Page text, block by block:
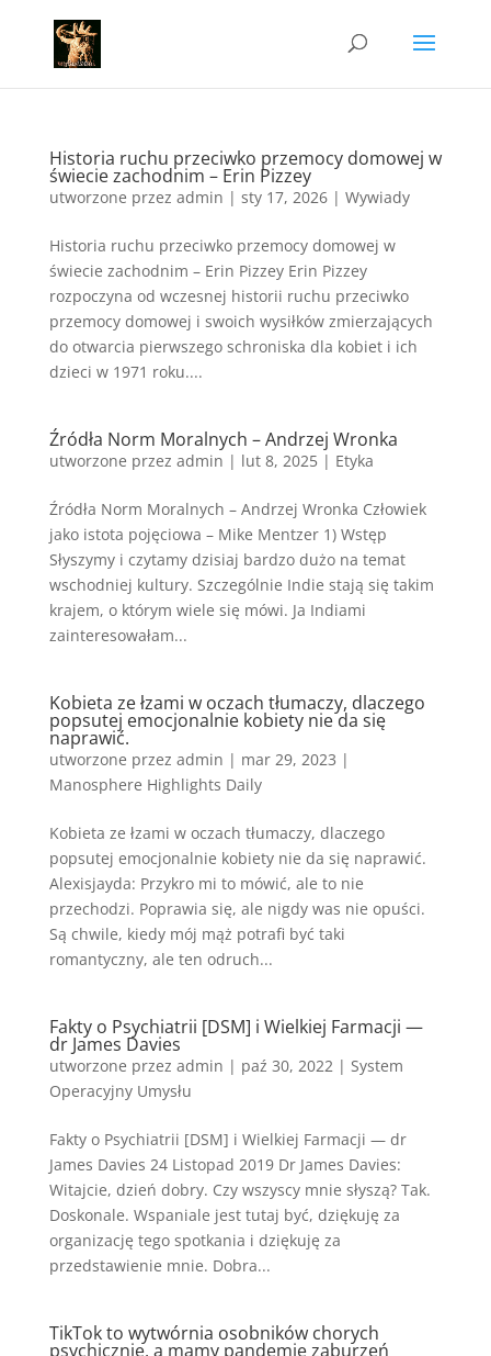
Historia ruchu przeciwko przemocy domowej w
świecie zachodnim – Erin Pizzey
utworzone przez admin | sty 17, 2026| Wywiady
Historia ruchu przeciwko przemocy domowej w
świecie zachodnim – Erin Pizzey Erin Pizzey
rozpoczyna od wczesnej historii ruchu przeciwko
przemocy domowej i swoich wysiłków zmierzających
do otwarcia pierwszego schroniska dla kobiet i ich
dzieci w 1971 roku....
Źródła Norm Moralnych – Andrzej Wronka
utworzone przez admin | lut 8, 2025| Etyka
Źródła Norm Moralnych – Andrzej Wronka Człowiek
jako istota pojęciowa – Mike Mentzer 1) Wstęp
Słyszymy i czytamy dzisiaj bardzo dużo na temat
wschodniej kultury. Szczególnie Indie stają się takim
krajem, o którym wiele się mówi. Ja Indiami
zainteresowałam...
Kobieta ze łzami w oczach tłumaczy, dlaczego
popsutej emocjonalnie kobiety nie da się
naprawić.
utworzone przez admin | mar 29, 2023 |
Manosphere Highlights Daily
Kobieta ze łzami w oczach tłumaczy, dlaczego
popsutej emocjonalnie kobiety nie da się naprawić.
Alexisjayda: Przykro mi to mówić, ale to nie
przechodzi. Poprawia się, ale nigdy was nie opuści.
Są chwile, kiedy mój mąż potrafi być taki
romantyczny, ale ten odruch...
Fakty o Psychiatrii [DSM] i Wielkiej Farmacji —
dr James Davies
utworzone przez admin | paź 30, 2022| System
Operacyjny Umysłu
Fakty o Psychiatrii [DSM] i Wielkiej Farmacji — dr
James Davies 24 Listopad 2019 Dr James Davies:
Witajcie, dzień dobry. Czy wszyscy mnie słyszą? Tak.
Doskonale. Wspaniale jest tutaj być, dziękuję za
organizację tego spotkania i dziękuję za
przedstawienie mnie. Dobra...
TikTok to wytwórnia osobników chorych
psychicznie, a mamy pandemię zaburzeń